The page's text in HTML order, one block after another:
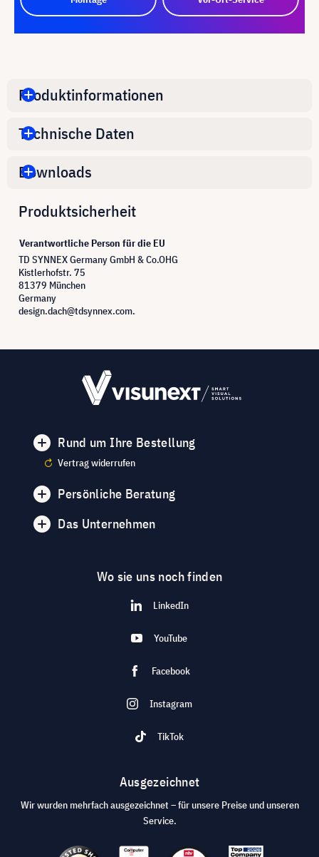
Produktinformationen
Technische Daten
Downloads
Produktsicherheit
Verantwortliche Person für die EU
TD SYNNEX Germany GmbH & Co.OHG
Kistlerhofstr. 75
81379 München
Germany
design.dach@tdsynnex.com.
Rund um Ihre Bestellung
Vertrag widerrufen
Persönliche Beratung
Das Unternehmen
Wo sie uns noch finden
LinkedIn
YouTube
Facebook
Instagram
TikTok
Ausgezeichnet
Wir wurden mehrfach ausgezeichnet – für unsere Preise und unseren
Service.